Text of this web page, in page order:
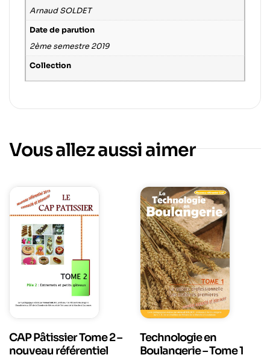
Arnaud SOLDET
Date de parution
2ème semestre 2019
Collection
Vous allez aussi aimer
CAP Pâtissier Tome 2 –
nouveau référentiel
Technologie en
Boulangerie – Tome 1